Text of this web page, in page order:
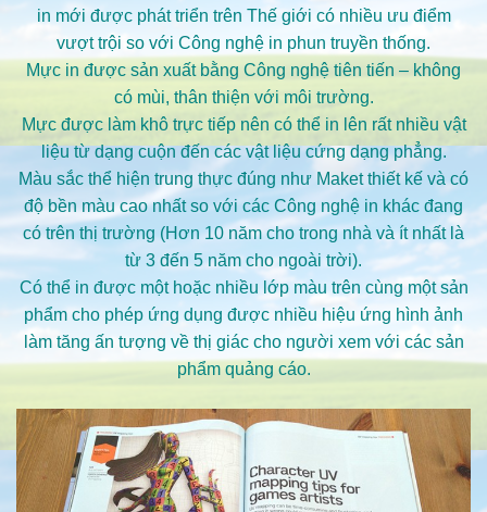
in mới được phát triển trên Thế giới có nhiều ưu điểm
vượt trội so với Công nghệ in phun truyền thống.
Mực in được sản xuất bằng Công nghệ tiên tiến – không
có mùi, thân thiện với môi trường.
Mực được làm khô trực tiếp nên có thể in lên rất nhiều vật
liệu từ dạng cuộn đến các vật liệu cứng dạng phẳng.
Màu sắc thể hiện trung thực đúng như Maket thiết kế và có
độ bền màu cao nhất so với các Công nghệ in khác đang
có trên thị trường (Hơn 10 năm cho trong nhà và ít nhất là
từ 3 đến 5 năm cho ngoài trời).
Có thể in được một hoặc nhiều lớp màu trên cùng một sản
phẩm cho phép ứng dụng được nhiều hiệu ứng hình ảnh
làm tăng ấn tượng về thị giác cho người xem với các sản
phẩm quảng cáo.